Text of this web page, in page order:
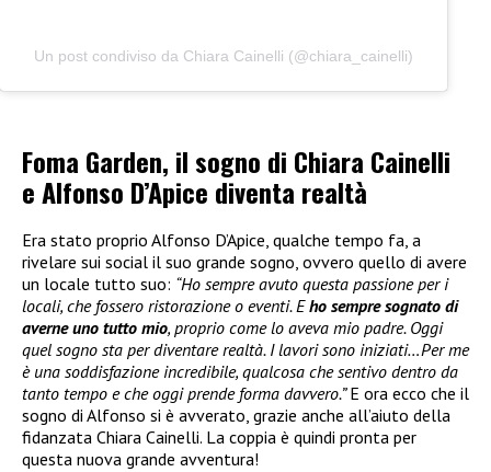
Un post condiviso da Chiara Cainelli (@chiara_cainelli)
Foma Garden, il sogno di Chiara Cainelli
e Alfonso D’Apice diventa realtà
Era stato proprio Alfonso D’Apice, qualche tempo fa, a
rivelare sui social il suo grande sogno, ovvero quello di avere
un locale tutto suo: “Ho sempre avuto questa passione per i
locali, che fossero ristorazione o eventi. Eho sempre sognato di
averne uno tutto mio, proprio come lo aveva mio padre. Oggi
quel sogno sta per diventare realtà. I lavori sono iniziati…Per me
è una soddisfazione incredibile, qualcosa che sentivo dentro da
tanto tempo e che oggi prende forma davvero.”E ora ecco che il
sogno di Alfonso si è avverato, grazie anche all’aiuto della
fidanzata Chiara Cainelli. La coppia è quindi pronta per
questa nuova grande avventura!